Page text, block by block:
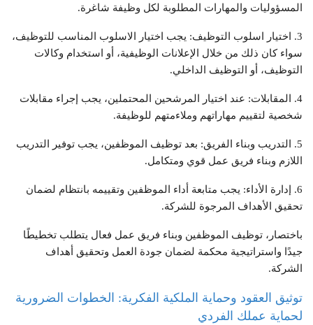
المسؤوليات والمهارات المطلوبة لكل وظيفة شاغرة.
3. اختيار اسلوب التوظيف: يجب اختيار الاسلوب المناسب للتوظيف،
سواء كان ذلك من خلال الإعلانات الوظيفية، أو استخدام وكالات
التوظيف، أو التوظيف الداخلي.
4. المقابلات: عند اختيار المرشحين المحتملين، يجب إجراء مقابلات
شخصية لتقييم مهاراتهم وملاءمتهم للوظيفة.
5. التدريب وبناء الفريق: بعد توظيف الموظفين، يجب توفير التدريب
اللازم وبناء فريق عمل قوي ومتكامل.
6. إدارة الأداء: يجب متابعة أداء الموظفين وتقييمه بانتظام لضمان
تحقيق الأهداف المرجوة للشركة.
باختصار، توظيف الموظفين وبناء فريق عمل فعال يتطلب تخطيطًا
جيدًا واستراتيجية محكمة لضمان جودة العمل وتحقيق أهداف
الشركة.
توثيق العقود وحماية الملكية الفكرية: الخطوات الضرورية
لحماية عملك الفردي